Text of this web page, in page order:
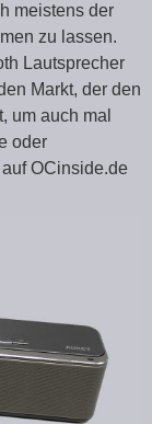
meistens der
zu lassen.
Lautsprecher
Markt, der den
um auch mal
oder
OCinside.de